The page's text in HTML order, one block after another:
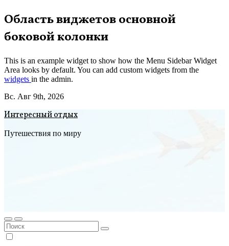
Перейти
к
содержимому
Область виджетов основной
боковой колонки
This is an example widget to show how the Menu Sidebar Widget
Area looks by default. You can add custom widgets from the
widgets in the admin.
Вс. Авг 9th, 2026
Интересный отдых
Путешествия по миру